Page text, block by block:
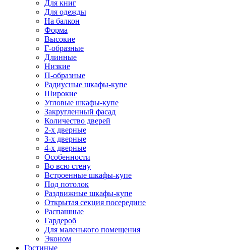
Для книг
Для одежды
На балкон
Форма
Высокие
Г-образные
Длинные
Низкие
П-образные
Радиусные шкафы-купе
Широкие
Угловые шкафы-купе
Закругленный фасад
Количество дверей
2-х дверные
3-х дверные
4-х дверные
Особенности
Во всю стену
Встроенные шкафы-купе
Под потолок
Раздвижные шкафы-купе
Открытая секция посередине
Распашные
Гардероб
Для маленького помещения
Эконом
Гостиные